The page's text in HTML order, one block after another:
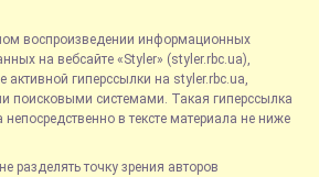
воспроизведении информационных
на вебсайте «Styler» (styler.rbc.ua),
активной гиперссылки на styler.rbc.ua,
поисковыми системами. Такая гиперссылка
в тексте материала не ниже
разделять точку зрения авторов